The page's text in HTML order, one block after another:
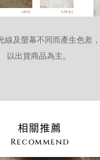
線及螢幕不同而產生色差
以出貨商品為主。
相關推薦
Recommend